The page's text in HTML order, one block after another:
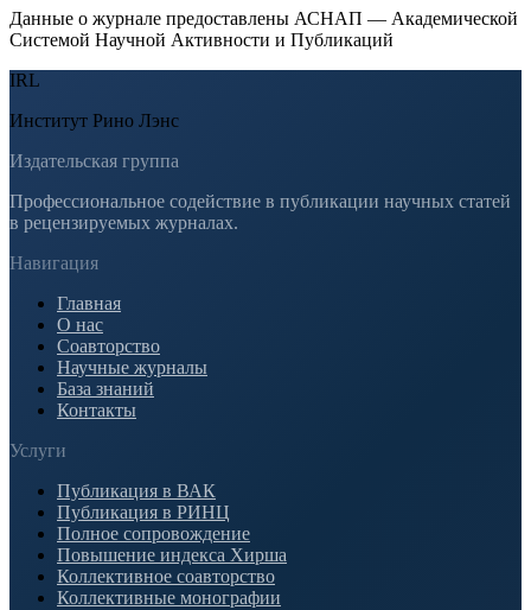
Данные о журнале предоставлены АСНАП — Академической
Системой Научной Активности и Публикаций
IRL
Институт Рино Лэнс
Издательская группа
Профессиональное содействие в публикации научных статей
в рецензируемых журналах.
Навигация
Главная
О нас
Соавторство
Научные журналы
База знаний
Контакты
Услуги
Публикация в ВАК
Публикация в РИНЦ
Полное сопровождение
Повышение индекса Хирша
Коллективное соавторство
Коллективные монографии